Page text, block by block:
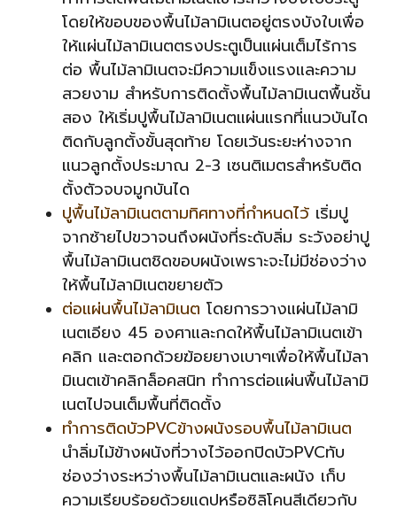
โดยให้ขอบของพื้นไม้ลามิเนตอยู่ตรงบังใบเพื่อ
ให้แผ่นไม้ลามิเนตตรงประตูเป็นแผ่นเต็มไร้การ
ต่อ พื้นไม้ลามิเนตจะมีความแข็งแรงและความ
สวยงาม สำหรับการติดตั้งพื้นไม้ลามิเนตพื้นชั้น
สอง ให้เริ่มปูพื้นไม้ลามิเนตแผ่นแรกที่แนวบันได
ติดกับลูกตั้งขั้นสุดท้าย โดยเว้นระยะห่างจาก
แนวลูกตั้งประมาณ 2-3 เซนติเมตรสำหรับติด
ตั้งตัวจบจมูกบันได
ปูพื้นไม้ลามิเนตตามทิศทางที่กำหนดไว้ เริ่มปู
จากซ้ายไปขวาจนถึงผนังที่ระดับลิ่ม ระวังอย่าปู
พื้นไม้ลามิเนตชิดขอบผนังเพราะจะไม่มีช่องว่าง
ให้พื้นไม้ลามิเนตขยายตัว
ต่อแผ่นพื้นไม้ลามิเนต โดยการวางแผ่นไม้ลามิ
เนตเอียง 45 องศาและกดให้พื้นไม้ลามิเนตเข้า
คลิก และตอกด้วยฆ้อยยางเบาๆเพื่อให้พื้นไม้ลา
มิเนตเข้าคลิกล็อคสนิท ทำการต่อแผ่นพื้นไม้ลามิ
เนตไปจนเต็มพื้นที่ติดตั้ง
ทำการติดบัวPVCข้างผนังรอบพื้นไม้ลามิเนต
นำลิ่มไม้ข้างผนังที่วางไว้ออกปิดบัวPVCทับ
ช่องว่างระหว่างพื้นไม้ลามิเนตและผนัง เก็บ
ความเรียบร้อยด้วยแดปหรือซิลิโคนสีเดียวกับ